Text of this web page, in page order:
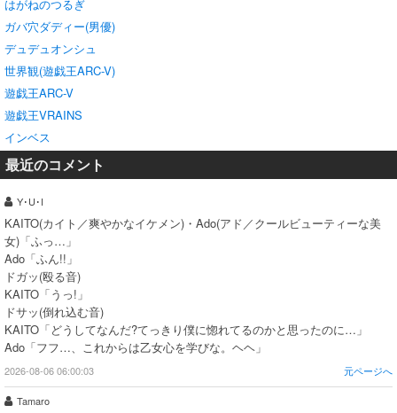
はがねのつるぎ
ガバ穴ダディー(男優)
デュデュオンシュ
世界観(遊戯王ARC-V)
遊戯王ARC-V
遊戯王VRAINS
インベス
最近のコメント
Y･U･I
KAITO(カイト／爽やかなイケメン)・Ado(アド／クールビューティーな美
女)「ふっ…」
Ado「ふん!!」
ドガッ(殴る音)
KAITO「うっ!」
ドサッ(倒れ込む音)
KAITO「どうしてなんだ?てっきり僕に惚れてるのかと思ったのに…」
Ado「フフ…、これからは乙女心を学びな。ヘヘ」
2026-08-06 06:00:03 元ページへ
Tamaro